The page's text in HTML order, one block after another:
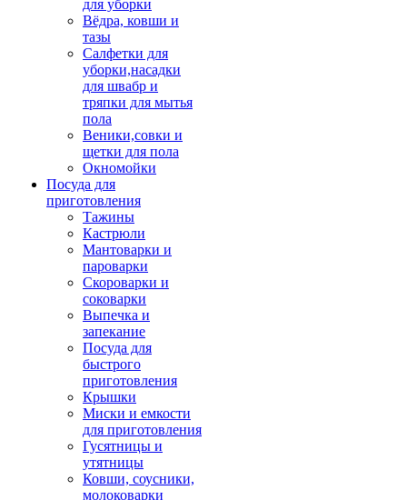
для уборки
Вёдра, ковши и
тазы
Салфетки для
уборки,насадки
для швабр и
тряпки для мытья
пола
Веники,совки и
щетки для пола
Окномойки
Посуда для
приготовления
Тажины
Кастрюли
Мантоварки и
пароварки
Скороварки и
соковарки
Выпечка и
запекание
Посуда для
быстрого
приготовления
Крышки
Миски и емкости
для приготовления
Гусятницы и
утятницы
Ковши, соусники,
молоковарки